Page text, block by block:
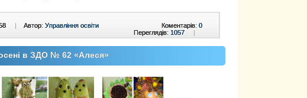
| Автор: Управління освіти Коментарів: 0
Переглядів: 1057 |
в ЗДО № 62 «Алеся»